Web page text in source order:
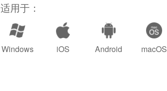
适用于：
Windows iOS Android macOS